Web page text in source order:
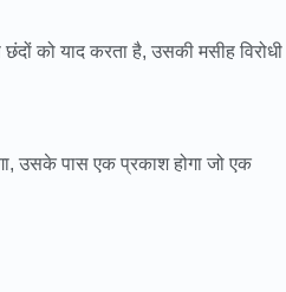
को याद करता है, उसकी मसीह विरोधी
उसके पास एक प्रकाश होगा जो एक